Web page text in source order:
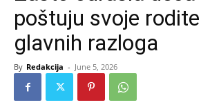
poštuju svoje
glavnih razloga
By Redakcija - June 5, 2026